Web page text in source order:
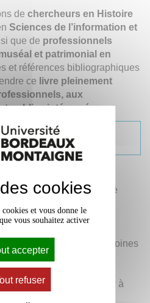
de chercheurs en Histoire
Sciences de l’information et
que de professionnels
et patrimonial en
et références bibliographiques
ce livre pleinement
aux
publics intéressés.
des matières
de conférences de
Montaigne.
participe ainsi à plusieurs
il est question de
numérique des patrimoines
littéraire, etc.)...,
à l'université
- professeur et chercheur à
Sabatier.
cookies
et vous donne le
vous souhaitez activer
accepter
refuser